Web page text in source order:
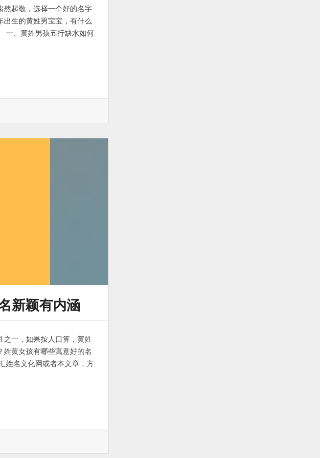
然起敬，选择一个好的名字
生的黄姓男宝宝，有什么
一、黄姓男孩五行缺水如何
新颖有内涵
一，如果按人口算，黄姓
黄女孩有哪些寓意好的名
姓名文化网或者本文章，方